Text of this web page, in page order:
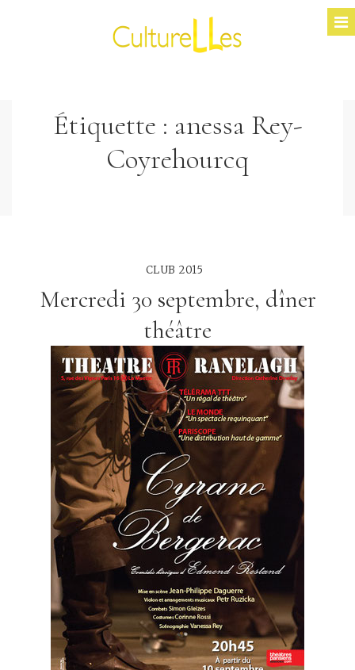
Étiquette : anessa Rey-
Coyrehourcq
CLUB 2015
Mercredi 30 septembre, dîner
théâtre